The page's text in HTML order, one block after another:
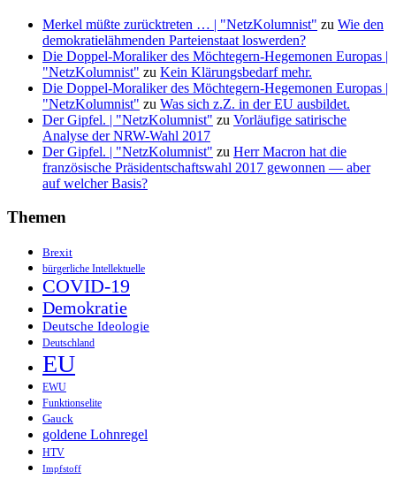
Merkel müßte zurücktreten … | "NetzKolumnist" zu Wie den
demokratielähmenden Parteienstaat loswerden?
Die Doppel-Moraliker des Möchtegern-Hegemonen Europas |
"NetzKolumnist" zu Kein Klärungsbedarf mehr.
Die Doppel-Moraliker des Möchtegern-Hegemonen Europas |
"NetzKolumnist" zu Was sich z.Z. in der EU ausbildet.
Der Gipfel. | "NetzKolumnist" zu Vorläufige satirische
Analyse der NRW-Wahl 2017
Der Gipfel. | "NetzKolumnist" zu Herr Macron hat die
französische Präsidentschaftswahl 2017 gewonnen — aber
auf welcher Basis?
Themen
Brexit
bürgerliche Intellektuelle
COVID-19
Demokratie
Deutsche Ideologie
Deutschland
EU
EWU
Funktionselite
Gauck
goldene Lohnregel
HTV
Impfstoff